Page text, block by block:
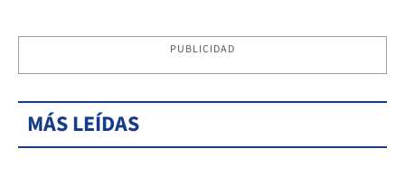
PUBLICIDAD
MÁS LEÍDAS